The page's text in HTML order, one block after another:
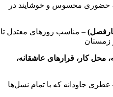
حضوری محسوس و خوشایند در
– مناسب روزهای معتدل تا
زمستان
محل کار، قرارهای عاشقانه،
عطری جاودانه که با تمام نسل‌ها